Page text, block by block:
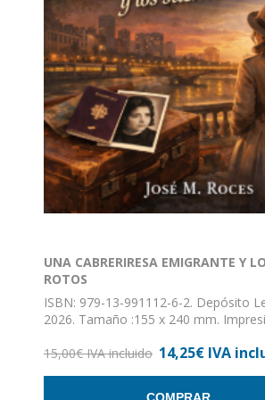
UNA CABRERIRESA EMIGRANTE Y
ROTOS
ISBN: 979-13-991112-6-2. Depósito
2026. Tamaño :155 x 240 mm.
con solapas. // Por segunda vez,
15,00€ IVA incluido 14,25€ IVA
COMPRAR